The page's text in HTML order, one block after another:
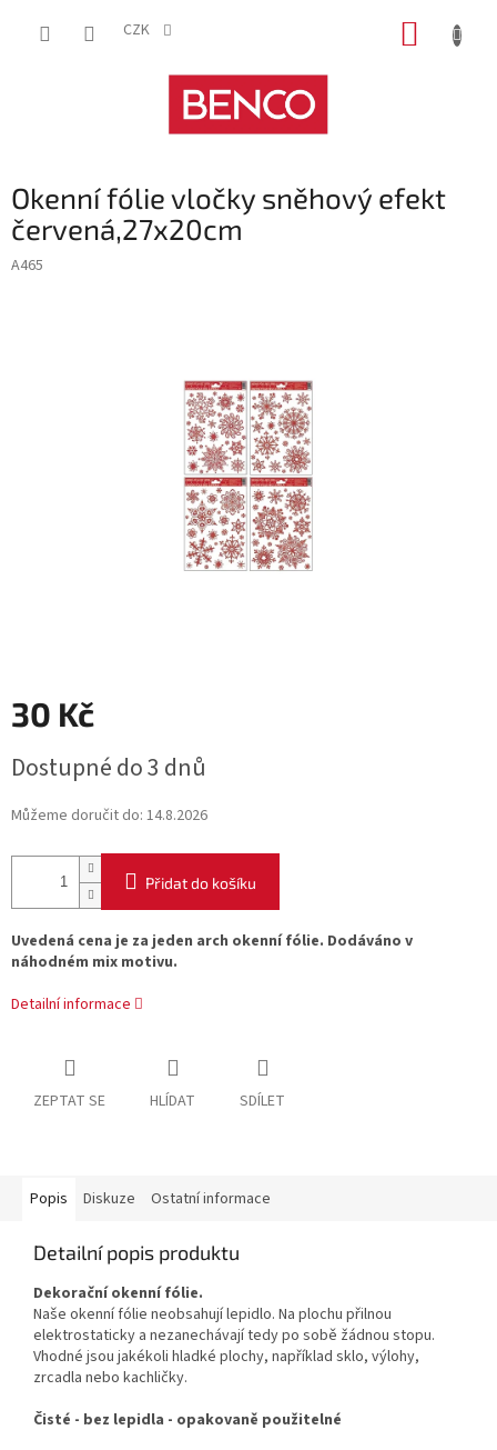
CZK
Okenní fólie vločky sněhový efekt
červená,27x20cm
A465
30 Kč
cena:
Dostupné do 3 dnů
Můžeme doručit do: 14.8.2026
Přidat do košíku
Uvedená cena je za jeden arch okenní fólie. Dodáváno v
náhodném mix motivu.
Detailní informace
ZEPTAT SE HLÍDAT SDÍLET
Popis Diskuze Ostatní informace
Detailní popis produktu
Dekorační okenní fólie.
Naše okenní fólie neobsahují lepidlo. Na plochu přilnou
elektrostaticky a nezanechávají tedy po sobě žádnou stopu.
Vhodné jsou jakékoli hladké plochy, například sklo, výlohy,
zrcadla nebo kachličky.
Čisté - bez lepidla - opakovaně použitelné